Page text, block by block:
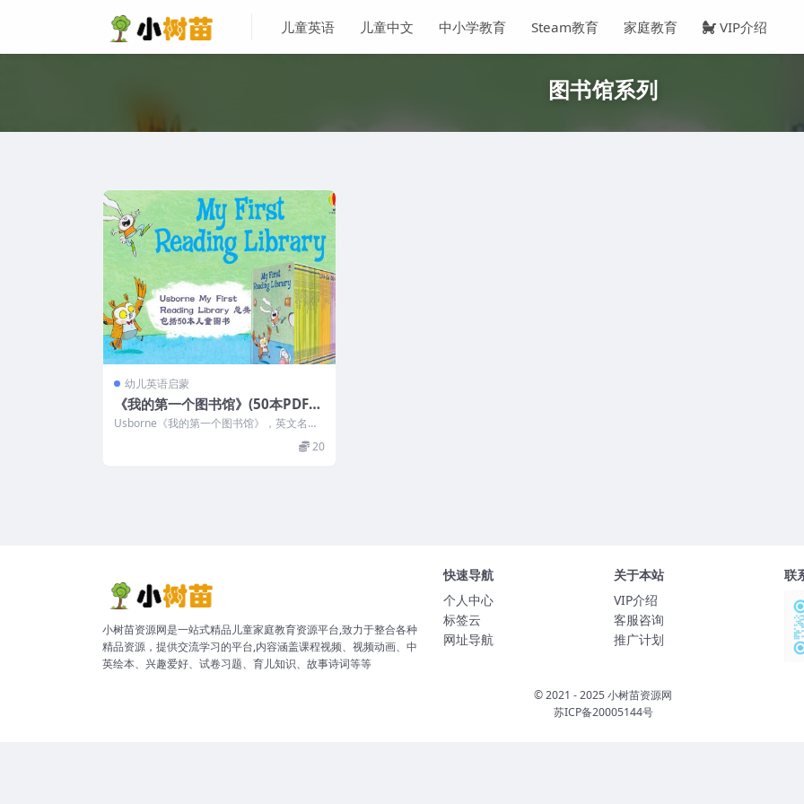
儿童英语 儿童中文 中小学教育 Steam教育 家庭教育 VIP介绍
图书馆系列
幼儿英语启蒙
《我的第一个图书馆》(50本PDF
+音频+外教课+练习册)
Usborne《我的第一个图书馆》，英文名
20
小树苗资源网是一站式精品儿童家庭教育资源平台,致力于整合各种
精品资源，提供交流学习的平台,内容涵盖课程视频、视频动画、中
英绘本、兴趣爱好、试卷习题、育儿知识、故事诗词等等
快速导航
个人中心
标签云
网址导航
关于本站
VIP介绍
客服咨询
推广计划
联
© 2021 - 2025 小树苗资源网
苏ICP备20005144号